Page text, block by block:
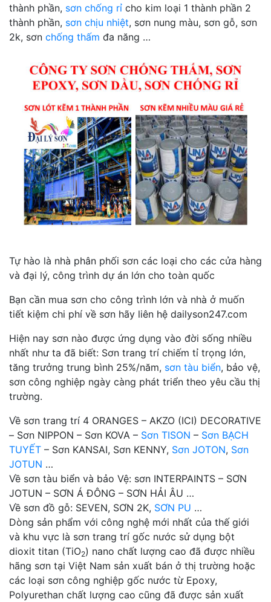
thành phần, sơn chống rỉ cho kim loại 1 thành phần 2
thành phần, sơn chịu nhiệt, sơn nung màu, sơn gỗ, sơn
2k, sơn chống thấm đa năng …
Tự hào là nhà phân phối sơn các loại cho các cửa hàng
và đại lý, công trình dự án lớn cho toàn quốc
Bạn cần mua sơn cho công trình lớn và nhà ở muốn
tiết kiệm chi phí về sơn hãy liên hệ dailyson247.com
Hiện nay sơn nào được ứng dụng vào đời sống nhiều
nhất như ta đã biết: Sơn trang trí chiếm tỉ trọng lớn,
tăng trưởng trung bình 25%/năm, sơn tàu biển, bảo vệ,
sơn công nghiệp ngày càng phát triển theo yêu cầu thị
trường.
Về sơn trang trí 4 ORANGES – AKZO (ICI) DECORATIVE
– Sơn NIPPON – Sơn KOVA – Sơn TISON – Sơn BẠCH
TUYẾT – Sơn KANSAI, Sơn KENNY, Sơn JOTON, Sơn
JOTUN …
Về sơn tàu biển và bảo Vệ: sơn INTERPAINTS – SƠN
JOTUN – SƠN Á ĐÔNG – SƠN HẢI ÂU …
Về sơn đồ gỗ: SEVEN, SƠN 2K, SƠN PU …
Dòng sản phẩm với công nghệ mới nhất của thế giới
và khu vực là sơn trang trí gốc nước sử dụng bột
dioxit titan (TiO2) nano chất lượng cao đã được nhiều
hãng sơn tại Việt Nam sản xuất bán ở thị trường hoặc
các loại sơn công nghiệp gốc nước từ Epoxy,
Polyurethan chất lượng cao cũng đã được sản xuất